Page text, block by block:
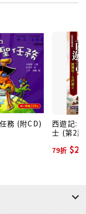
島文學獎、梁實
創作獎、宗教文
現就讀東華大學
說集《迷藏》。
務 (附CD)
西遊記:
士 (第2
79折